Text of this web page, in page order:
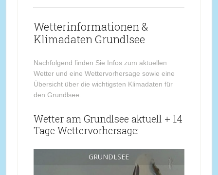
Wetterinformationen &
Klimadaten Grundlsee
Nachfolgend finden Sie Infos zum aktuellen
Wetter und eine Wettervorhersage sowie eine
Übersicht über die wichtigsten Klimadaten für
den Grundlsee.
Wetter am Grundlsee aktuell + 14
Tage Wettervorhersage:
GRUNDLSEE